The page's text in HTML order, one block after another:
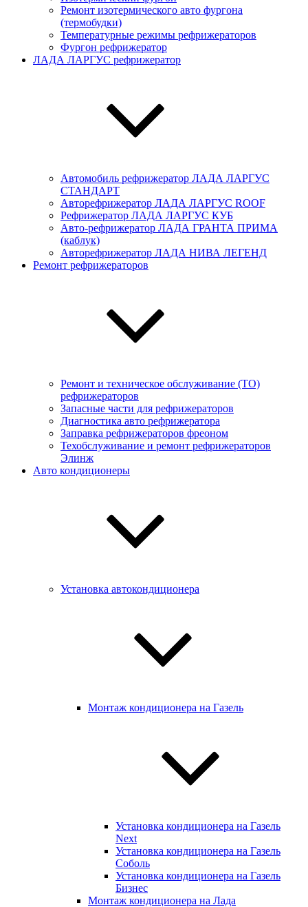
Ремонт изотермического авто фургона
(термобудки)
Температурные режимы рефрижераторов
Фургон рефрижератор
ЛАДА ЛАРГУС рефрижератор
Автомобиль рефрижератор ЛАДА ЛАРГУC
СТАНДАРТ
Авторефрижератор ЛАДА ЛАРГУC ROOF
Рефрижератор ЛАДА ЛАРГУС КУБ
Авто-рефрижератор ЛАДА ГРАНТА ПРИМА
(каблук)
Авторефрижератор ЛАДА НИВА ЛЕГЕНД
Ремонт рефрижераторов
Ремонт и техническое обслуживание (ТО)
рефрижераторов
Запасные части для рефрижераторов
Диагностика авто рефрижератора
Заправка рефрижераторов фреоном
Техобслуживание и ремонт рефрижераторов
Элинж
Авто кондиционеры
Установка автокондиционера
Монтаж кондиционера на Газель
Установка кондиционера на Газель
Next
Установка кондиционера на Газель
Соболь
Установка кондиционера на Газель
Бизнес
Монтаж кондиционера на Лада